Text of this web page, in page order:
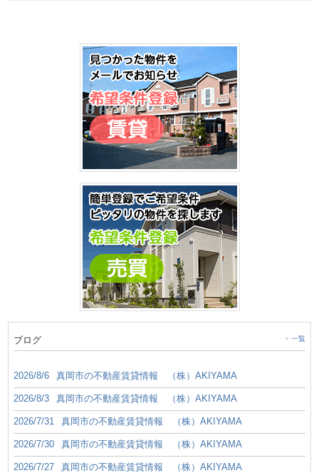
ブログ 一覧
2026/8/6 真岡市の不動産賃貸情報 （株）AKIYAMA
2026/8/3 真岡市の不動産賃貸情報 （株）AKIYAMA
2026/7/31 真岡市の不動産賃貸情報 （株）AKIYAMA
2026/7/30 真岡市の不動産賃貸情報 （株）AKIYAMA
2026/7/27 真岡市の不動産賃貸情報 （株）AKIYAMA